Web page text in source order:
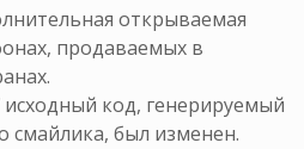
открываемая
продаваемых в
исходный код, генерируемый
смайлика, был изменен.